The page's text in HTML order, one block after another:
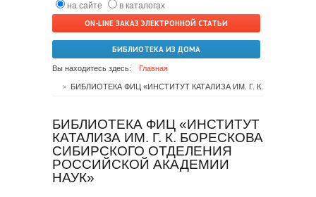
на сайте
в каталогах
ON-LINE ЗАКАЗ ЭЛЕКТРОННОЙ СТАТЬИ
БИБЛИОТЕКА ИЗ ДОМА
Вы находитесь здесь: Главная
БИБЛИОТЕКА ФИЦ «ИНСТИТУТ
КАТАЛИЗА ИМ. Г. К. БОРЕСКОВА
СИБИРСКОГО ОТДЕЛЕНИЯ
РОССИЙСКОЙ АКАДЕМИИ
НАУК»